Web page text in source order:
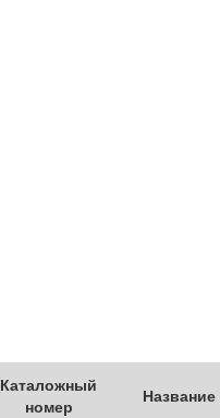
Каталожный
номер
Название